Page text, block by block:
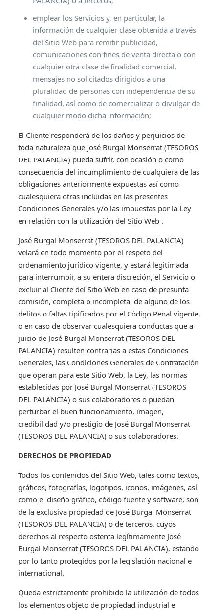
emplear los Servicios y, en particular, la
información de cualquier clase obtenida a través
del Sitio Web para remitir publicidad,
comunicaciones con fines de venta directa o con
cualquier otra clase de finalidad comercial,
mensajes no solicitados dirigidos a una
pluralidad de personas con independencia de su
finalidad, así como de comercializar o divulgar de
cualquier modo dicha información;
El Cliente responderá de los daños y perjuicios de
toda naturaleza que José Burgal Monserrat (TESOROS
DEL PALANCIA) pueda sufrir, con ocasión o como
consecuencia del incumplimiento de cualquiera de las
obligaciones anteriormente expuestas así como
cualesquiera otras incluidas en las presentes
Condiciones Generales y/o las impuestas por la Ley
en relación con la utilización del Sitio Web .
José Burgal Monserrat (TESOROS DEL PALANCIA)
velará en todo momento por el respeto del
ordenamiento jurídico vigente, y estará legitimada
para interrumpir, a su entera discreción, el Servicio o
excluir al Cliente del Sitio Web en caso de presunta
comisión, completa o incompleta, de alguno de los
delitos o faltas tipificados por el Código Penal vigente,
o en caso de observar cualesquiera conductas que a
juicio de José Burgal Monserrat (TESOROS DEL
PALANCIA) resulten contrarias a estas Condiciones
Generales, las Condiciones Generales de Contratación
que operan para este Sitio Web, la Ley, las normas
establecidas por José Burgal Monserrat (TESOROS
DEL PALANCIA) o sus colaboradores o puedan
perturbar el buen funcionamiento, imagen,
credibilidad y/o prestigio de José Burgal Monserrat
(TESOROS DEL PALANCIA) o sus colaboradores.
DERECHOS DE PROPIEDAD
Todos los contenidos del Sitio Web, tales como textos,
gráficos, fotografías, logotipos, iconos, imágenes, así
como el diseño gráfico, código fuente y software, son
de la exclusiva propiedad de José Burgal Monserrat
(TESOROS DEL PALANCIA) o de terceros, cuyos
derechos al respecto ostenta legítimamente José
Burgal Monserrat (TESOROS DEL PALANCIA), estando
por lo tanto protegidos por la legislación nacional e
internacional.
Queda estrictamente prohibido la utilización de todos
los elementos objeto de propiedad industrial e